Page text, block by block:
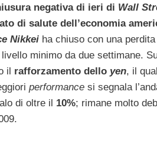
negativa di ieri di Wall
di salute dell’economia
Nikkeiha chiuso con una perdita
minimo da due settimane.
il rafforzamento dello yen, il
performancesi segnala
di oltre il 10%; rimane molto